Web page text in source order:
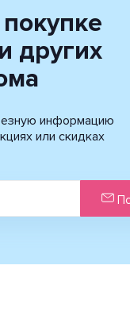
других
информацию
или скидках